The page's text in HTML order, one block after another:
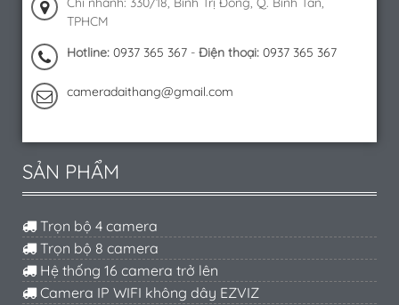
TPHCM
Hotline: 0937 365 367 - Điện thoại: 0937 365 367
cameradaithang@gmail.com
SẢN PHẨM
Trọn bộ 4 camera
Trọn bộ 8 camera
Hệ thống 16 camera trở lên
Camera IP WIFI không dây EZVIZ